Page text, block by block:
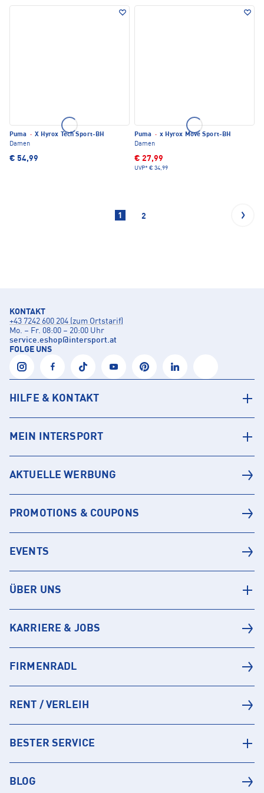
Puma · X Hyrox Tech Sport-BH
Damen
€ 54,99
Puma · x Hyrox Move Sport-BH
Damen
€ 27,99
UVP* € 34,99
1 2
KONTAKT
+43 7242 600 204 (zum Ortstarif)
Mo. – Fr. 08:00 – 20:00 Uhr
service.eshop@intersport.at
FOLGE UNS
HILFE & KONTAKT
MEIN INTERSPORT
AKTUELLE WERBUNG
PROMOTIONS & COUPONS
EVENTS
ÜBER UNS
KARRIERE & JOBS
FIRMENRADL
RENT / VERLEIH
BESTER SERVICE
BLOG